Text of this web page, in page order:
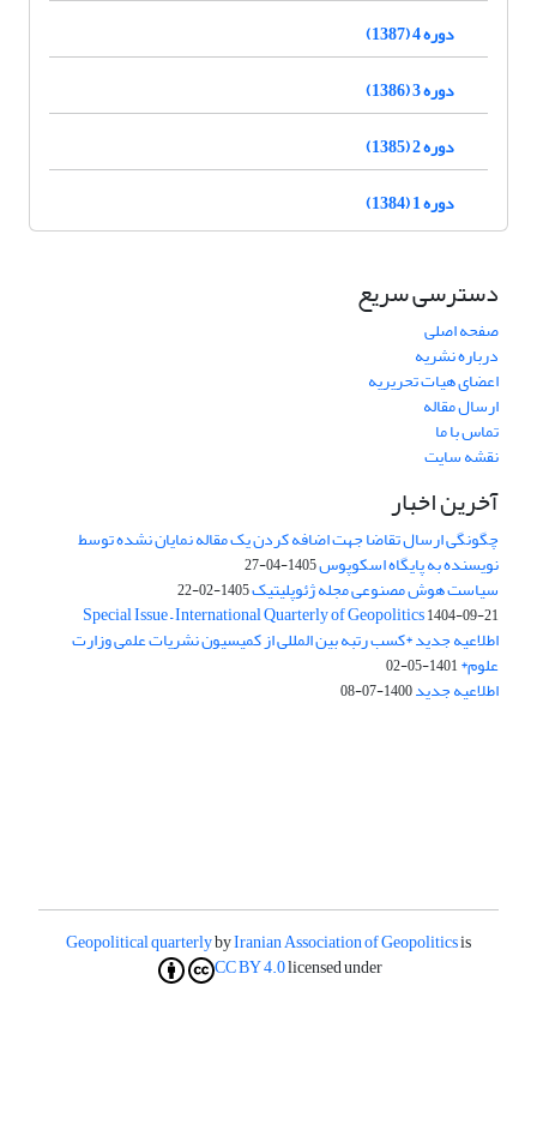
دوره 4 (1387)
دوره 3 (1386)
دوره 2 (1385)
دوره 1 (1384)
دسترسی سریع
صفحه اصلی
درباره نشریه
اعضای هیات تحریریه
ارسال مقاله
تماس با ما
نقشه سایت
آخرین اخبار
چگونگی ارسال تقاضا جهت اضافه کردن یک مقاله نمایان نشده توسط
نویسنده به پایگاه اسکوپوس1405-04-27
سیاست هوش مصنوعی مجله ژئوپلیتیک1405-02-22
Special Issue – International Quarterly of Geopolitics1404-09-21
اطلاعیه جدید *کسب رتبه بین المللی از کمیسیون نشریات علمی وزارت
علوم*1401-05-02
اطلاعیه جدید1400-07-08
Geopolitical quarterlybyIranian Association of Geopoliticsis
licensed under
CC BY 4.0